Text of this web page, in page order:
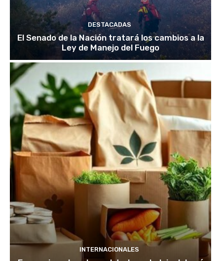
DESTACADAS
El Senado de la Nación tratará los cambios a la
Ley de Manejo del Fuego
INTERNACIONALES